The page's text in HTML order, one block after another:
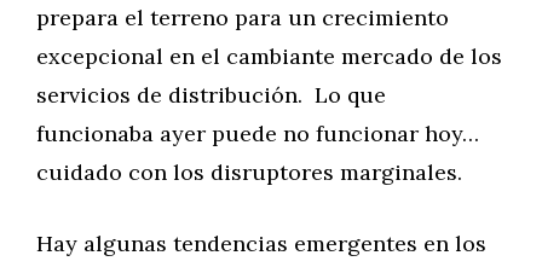
prepara el terreno para un crecimiento
excepcional en el cambiante mercado de los
servicios de distribución. Lo que
funcionaba ayer puede no funcionar hoy…
cuidado con los disruptores marginales.
Hay algunas tendencias emergentes en los